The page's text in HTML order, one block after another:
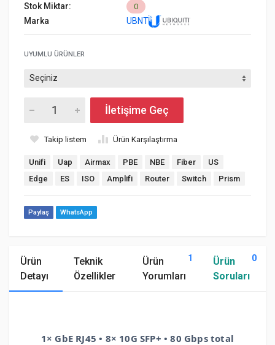
Stok Miktar: 0
Marka UBNT
UYUMLU ÜRÜNLER
İletişime Geç
Takip listem Ürün Karşılaştırma
Unifi Uap Airmax PBE NBE Fiber
US
Edge
ES ISO Amplifi Router Switch Prism
Paylaş WhatsApp
Ürün
Detayı
Teknik
Özellikler
Ürün
Yorumları
1
Ürün
Soruları
0
1× GbE RJ45 • 8× 10G SFP+ • 80 Gbps total